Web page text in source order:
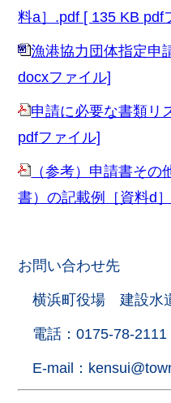
料a］.pdf [ 135 KB pdf
漁港協力団体指定申
docxファイル]
申請に必要な書類リ
pdfファイル]
（参考）申請書そ
書）の記載例［資料d
お問い合わせ先
横浜町役場 建設水
電話：0175-78-
E-mail：